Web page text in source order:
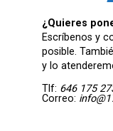
¿Quieres
Escríbenos y
posible.
y lo
Tlf: 646 175
Correo: